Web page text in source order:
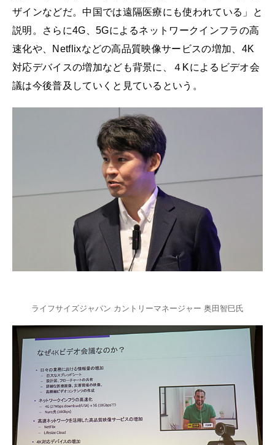
ザインなどだ。中国では遠隔医療にも使われている」と
説明。さらに4G、5Gによるネットワークインフラの高
速化や、Netflixなどの高品質映像サービスの増加、4K
対応デバイスの増加なども背景に、４Kによるビデオ会
議は今後普及していくと見ているという。
ライフサイズジャパン カントリーマネージャー 奥田智巳氏